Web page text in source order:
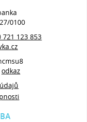
0100
721 123 853
odkaz